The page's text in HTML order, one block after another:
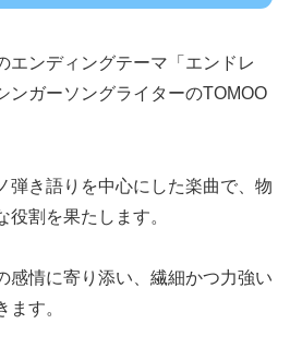
エンディングテーマ「エンドレ
ンガーソングライターのTOMOO
弾き語りを中心にした楽曲で、物
割を果たします。
感情に寄り添い、繊細かつ力強い
す。